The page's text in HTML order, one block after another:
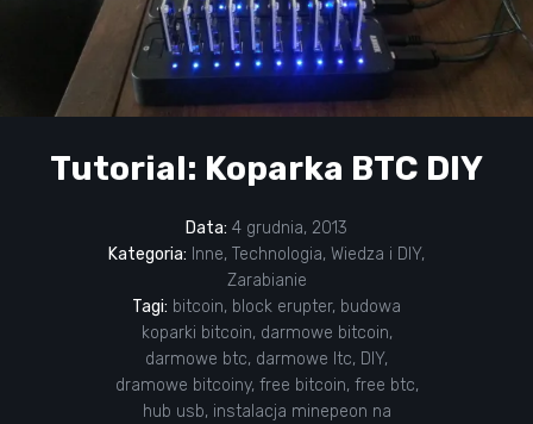
Tutorial: Koparka BTC DIY
Data: 4 grudnia, 2013
Kategoria: Inne, Technologia, Wiedza i DIY,
Zarabianie
Tagi: bitcoin, block erupter, budowa
koparki bitcoin, darmowe bitcoin,
darmowe btc, darmowe ltc, DIY,
dramowe bitcoiny, free bitcoin, free btc,
hub usb, instalacja minepeon na